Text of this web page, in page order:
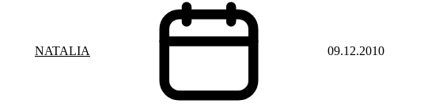
NATALIA 09.12.2010